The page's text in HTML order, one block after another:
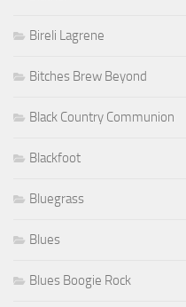
Bireli Lagrene
Bitches Brew Beyond
Black Country Communion
Blackfoot
Bluegrass
Blues
Blues Boogie Rock